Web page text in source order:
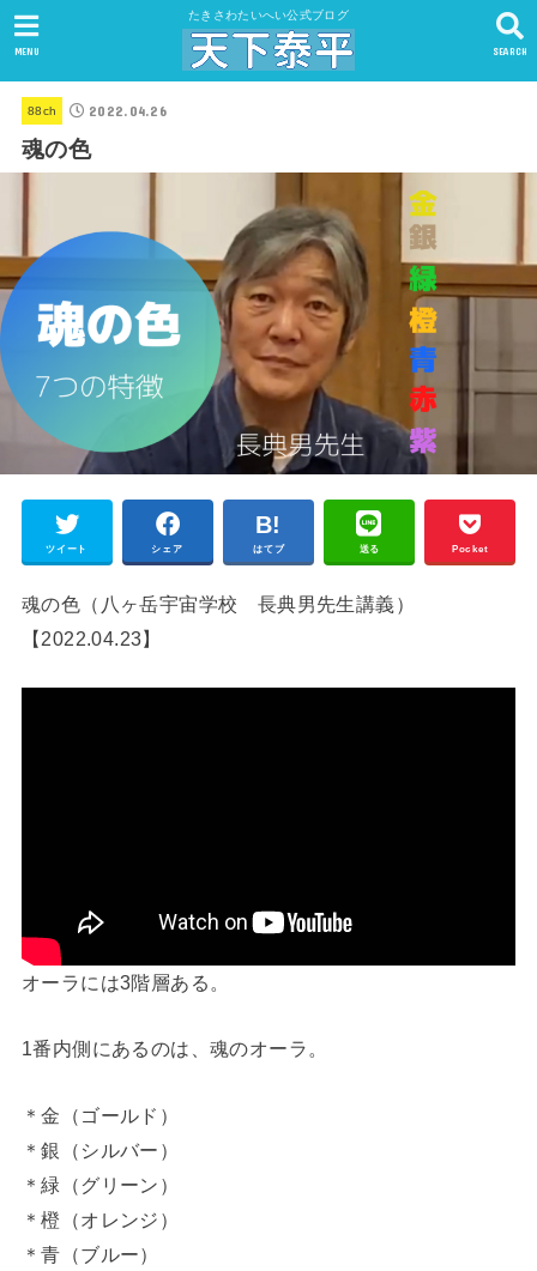
たきさわたいへい公式ブログ
SEARCH
MENU
88ch 2022.04.26
魂の色
ツイート シェア はてブ 送る Pocket
魂の色（八ヶ岳宇宙学校 長典男先生講義）
【2022.04.23】
オーラには3階層ある。
1番内側にあるのは、魂のオーラ。
＊金（ゴールド）
＊銀（シルバー）
＊緑（グリーン）
＊橙（オレンジ）
＊青（ブルー）